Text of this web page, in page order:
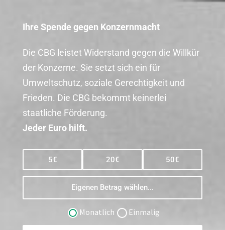
Ihre Spende gegen Konzernmacht
Die CBG leistet Widerstand gegen die Willkür
der Konzerne. Sie setzt sich ein für
Umweltschutz, soziale Gerechtigkeit und
Frieden. Die CBG bekommt keinerlei
staatliche Förderung.
Jeder Euro hilft.
5€ 20€ 50€
Monatlich Einmalig